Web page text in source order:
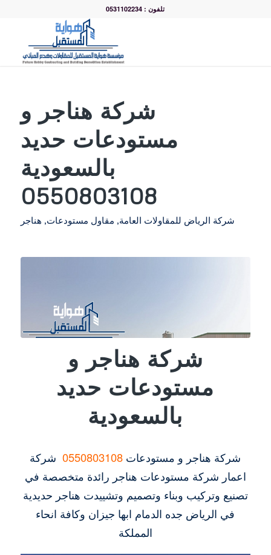
تلفون : 0531102234
شركة هناجر و
مستودعات حديد
بالسعودية
0550803108
شركة الرياض للمقاولات العامة, مقاول مستودعات, هناجر
شركة هناجر و
مستودعات حديد
بالسعودية
شركة هناجر و مستودعات 0550803108شركة
اعمار شركة مستودعات هناجر رائدة متخصصة في
تصنيع وتركيب وبناء وتصميم وتشييدت هناجر حديدية
في الرياض جده الدمام ابها جيزان وكافة انحاء
المملكة